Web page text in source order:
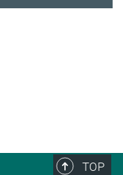
Mitglied der MPG
(Molekulare
TOP